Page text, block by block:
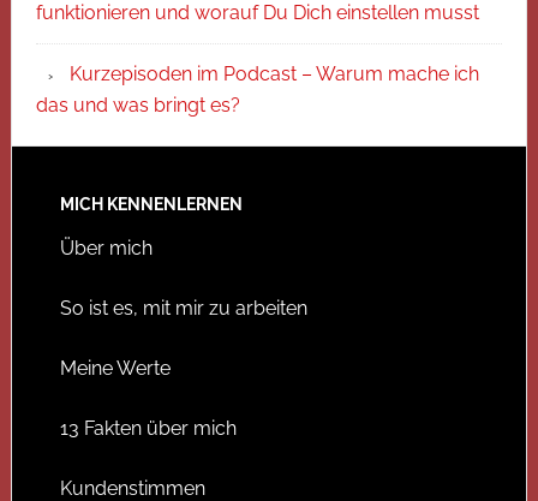
funktionieren und worauf Du Dich einstellen musst
Kurzepisoden im Podcast – Warum mache ich
das und was bringt es?
MICH KENNENLERNEN
Über mich
So ist es, mit mir zu arbeiten
Meine Werte
13 Fakten über mich
Kundenstimmen